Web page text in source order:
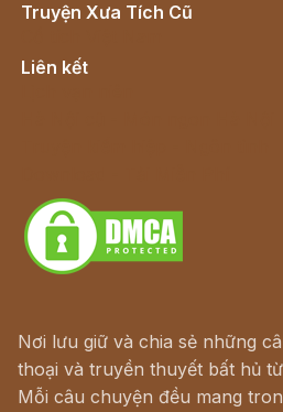
Truyện Xưa Tích Cũ
Liên kết
Nơi lưu giữ và chia sẻ những
thoại và truyền thuyết bất hủ
Mỗi câu chuyện đều mang